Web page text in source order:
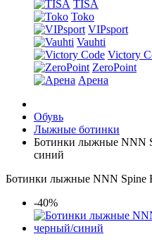
TISA
Toko
VIPsport
Vauhti
Victory
ZeroPoint
Арена
Обувь
Лыжные ботинки
Ботинки лыжные NNN
синий
Ботинки лыжные NNN Spine
-40%